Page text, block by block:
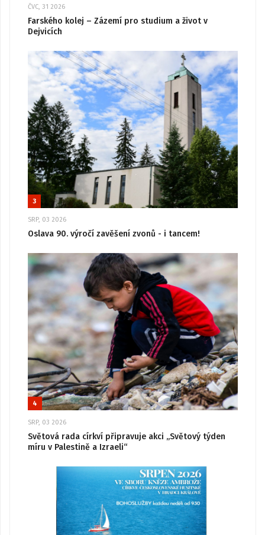
ČVC, 31 2026
Farského kolej – Zázemí pro studium a život v
Dejvicích
3
SRP, 03 2026
Oslava 90. výročí zavěšení zvonů - i tancem!
4
SRP, 03 2026
Světová rada církví připravuje akci „Světový týden
míru v Palestině a Izraeli“